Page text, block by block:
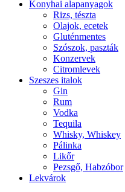
Konyhai alapanyagok
Rizs, tészta
Olajok, ecetek
Gluténmentes
Szószok, paszták
Konzervek
Citromlevek
Szeszes italok
Gin
Rum
Vodka
Tequila
Whisky, Whiskey
Pálinka
Likőr
Pezsgő, Habzóbor
Lekvárok